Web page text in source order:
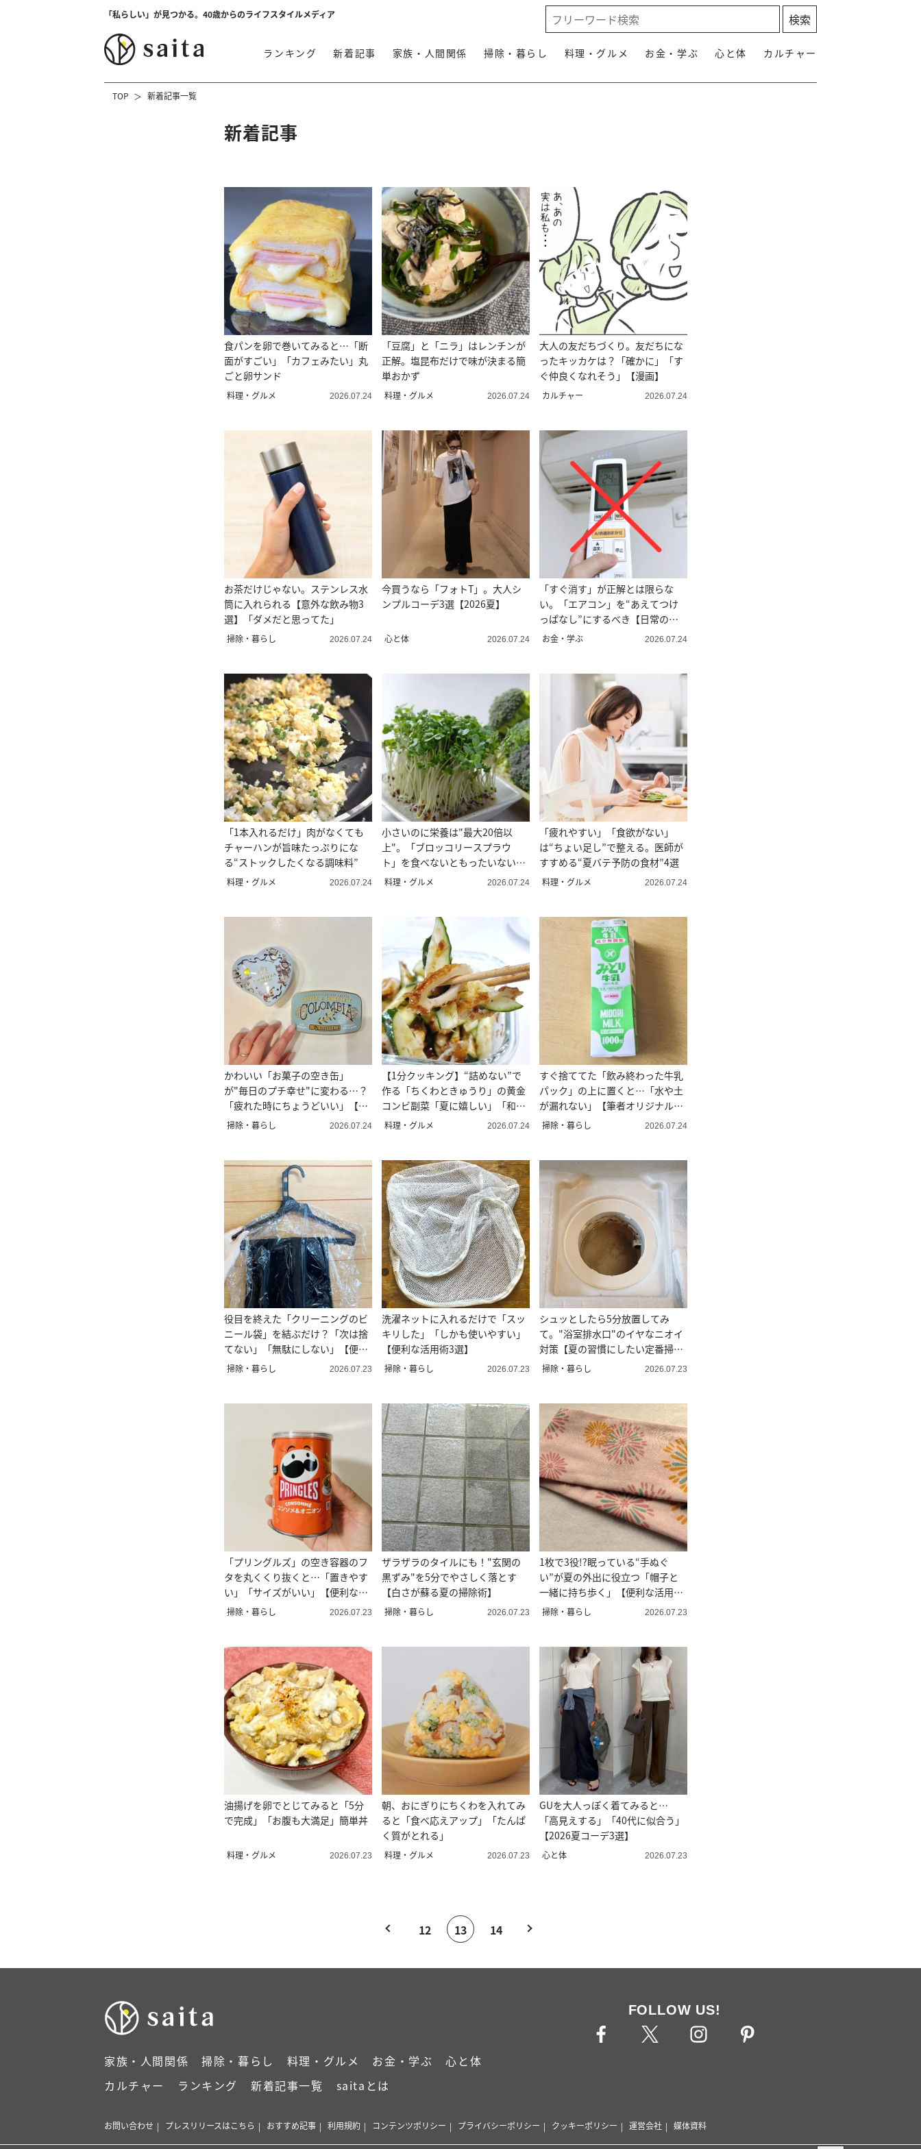
「私らしい」が見つかる。40歳からのライフスタイルメディア
ランキング 新着記事 家族・人間関係 掃除・暮らし 料理・グルメ お金・学ぶ 心と体 カルチャー
TOP 新着記事一覧
新着記事
食パンを卵で巻いてみると…「断
面がすごい」「カフェみたい」丸
ごと卵サンド
料理・グルメ 2026.07.24
「豆腐」と「ニラ」はレンチンが
正解。塩昆布だけで味が決まる簡
単おかず
料理・グルメ 2026.07.24
大人の友だちづくり。友だちにな
ったキッカケは？「確かに」「す
ぐ仲良くなれそう」【漫画】
カルチャー 2026.07.24
お茶だけじゃない。ステンレス水
筒に入れられる【意外な飲み物3
選】「ダメだと思ってた」
掃除・暮らし 2026.07.24
今買うなら「フォトT」。大人シ
ンプルコーデ3選【2026夏】
心と体 2026.07.24
「すぐ消す」が正解とは限らな
い。「エアコン」を“あえてつけ
っぱなし”にするべき【日常のシ
ーン3選】
お金・学ぶ 2026.07.24
「1本入れるだけ」肉がなくても
チャーハンが旨味たっぷりにな
る“ストックしたくなる調味料”
料理・グルメ 2026.07.24
小さいのに栄養は"最大20倍以
上"。「ブロッコリースプラウ
ト」を食べないともったいない理
由
料理・グルメ 2026.07.24
「疲れやすい」「食欲がない」
は“ちょい足し”で整える。医師が
すすめる“夏バテ予防の食材”4選
料理・グルメ 2026.07.24
かわいい「お菓子の空き缶」
が"毎日のプチ幸せ"に変わる…？
「疲れた時にちょうどいい」【癒
しの使い方】
掃除・暮らし 2026.07.24
【1分クッキング】“詰めない”で
作る「ちくわときゅうり」の黄金
コンビ副菜「夏に嬉しい」「和え
るだけ」
料理・グルメ 2026.07.24
すぐ捨ててた「飲み終わった牛乳
パック」の上に置くと…「水や土
が漏れない」【筆者オリジナルの
活用術】
掃除・暮らし 2026.07.24
役目を終えた「クリーニングのビ
ニール袋」を結ぶだけ？「次は捨
てない」「無駄にしない」【便利
な活用術】
掃除・暮らし 2026.07.23
洗濯ネットに入れるだけで「スッ
キリした」「しかも使いやすい」
【便利な活用術3選】
掃除・暮らし 2026.07.23
シュッとしたら5分放置してみ
て。"浴室排水口"のイヤなニオイ
対策【夏の習慣にしたい定番掃
除】
掃除・暮らし 2026.07.23
「プリングルズ」の空き容器のフ
タを丸くくり抜くと…「置きやす
い」「サイズがいい」【便利な活
用術】
掃除・暮らし 2026.07.23
ザラザラのタイルにも！"玄関の
黒ずみ"を5分でやさしく落とす
【白さが蘇る夏の掃除術】
掃除・暮らし 2026.07.23
1枚で3役!?眠っている“手ぬぐ
い”が夏の外出に役立つ「帽子と
一緒に持ち歩く」【便利な活用術
3選】
掃除・暮らし 2026.07.23
油揚げを卵でとじてみると「5分
で完成」「お腹も大満足」簡単丼
料理・グルメ 2026.07.23
朝、おにぎりにちくわを入れてみ
ると「食べ応えアップ」「たんぱ
く質がとれる」
料理・グルメ 2026.07.23
GUを大人っぽく着てみると…
「高見えする」「40代に似合う」
【2026夏コーデ3選】
心と体 2026.07.23
12 13 14
家族・人間関係 掃除・暮らし 料理・グルメ お金・学ぶ
心と体
カルチャー
ランキング 新着記事一覧 saitaとは
FOLLOW US!
お問い合わせ プレスリリースはこちら おすすめ記事 利用規約 コンテンツポリシー プライバシーポリシー クッキーポリシー 運営会社 媒体資料